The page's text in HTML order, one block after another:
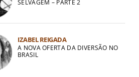
SELVAGEM – PARTE 2
IZABEL REIGADA
A NOVA OFERTA DA DIVERSÃO NO
BRASIL